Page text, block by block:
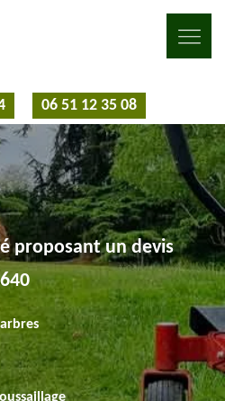
06 51 12 35 08
proposant un devis